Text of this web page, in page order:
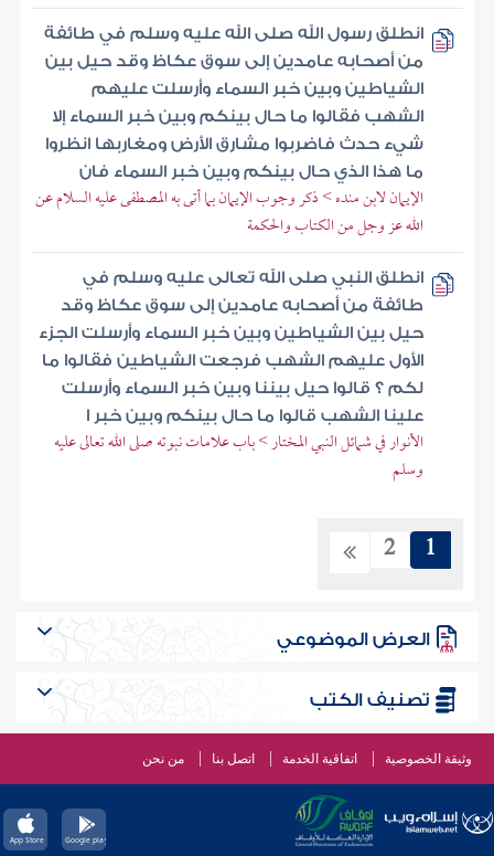
انطلق رسول الله صلى الله عليه وسلم في طائفة
من أصحابه عامدين إلى سوق عكاظ وقد حيل بين
الشياطين وبين خبر السماء وأرسلت عليهم
الشهب فقالوا ما حال بينكم وبين خبر السماء إلا
شيء حدث فاضربوا مشارق الأرض ومغاربها انظروا
ما هذا الذي حال بينكم وبين خبر السماء فان
الإيمان لابن منده > ذكر وجوب الإيمان بما أتى به المصطفى عليه السلام عن
الله عز وجل من الكتاب والحكمة
انطلق النبي صلى الله تعالى عليه وسلم في
طائفة من أصحابه عامدين إلى سوق عكاظ وقد
حيل بين الشياطين وبين خبر السماء وأرسلت الجزء
الأول عليهم الشهب فرجعت الشياطين فقالوا ما
لكم ؟ قالوا حيل بيننا وبين خبر السماء وأرسلت
علينا الشهب قالوا ما حال بينكم وبين خبر ا
الأنوار في شمائل النبي المختار > باب علامات نبوته صلى الله تعالى عليه
وسلم
1
2
العرض الموضوعي
تصنيف الكتب
وثيقة الخصوصية اتفاقية الخدمة اتصل بنا من نحن